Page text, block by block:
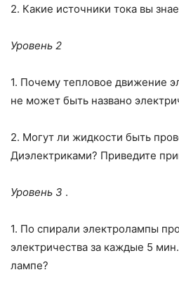
2. Какие источники тока вы
Уровень 2
1. Почему тепловое движение
не может быть названо
2. Могут ли жидкости быть
Диэлектриками? Приведите
Уровень 3 .
1. По спирали электролампы
электричества за каждые 5
лампе?